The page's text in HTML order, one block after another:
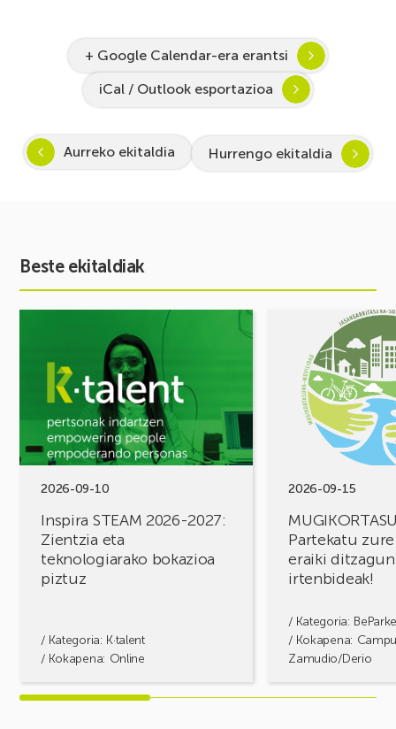
+ Google Calendar-era erantsi
iCal / Outlook esportazioa
Aurreko ekitaldia Hurrengo ekitaldia
Beste ekitaldiak
2026-09-10
Inspira STEAM 2026-2027:
Zientzia eta
teknologiarako bokazioa
piztuz
/ Kategoria: K·talent
/ Kokapena: Online
STEAM
Zientzia
eta
teknologiarako
bokazioa
2026-09-15
Partekatu
eraiki ditzagun
irtenbideak!
/ Kategoria:
/ Kokapena:
Zamudio/Derio
MUGIKORTASUN
FOROA
Partekatu
erronkak,
irtenbideak!